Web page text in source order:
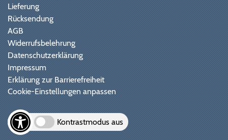
Lieferung
Rücksendung
AGB
Widerrufsbelehrung
Datenschutzerklärung
Impressum
Erklärung zur Barrierefreiheit
Cookie-Einstellungen anpassen
Kontrastmodus aus